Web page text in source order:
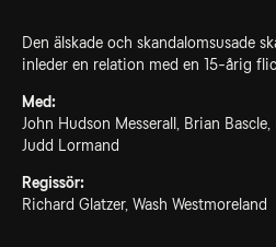
Den älskade och skandalomsusade
inleder en relation med en 15-årig
Med:
John Hudson Messerall, Brian Bascle,
Judd Lormand
Regissör:
Richard Glatzer, Wash Westmoreland